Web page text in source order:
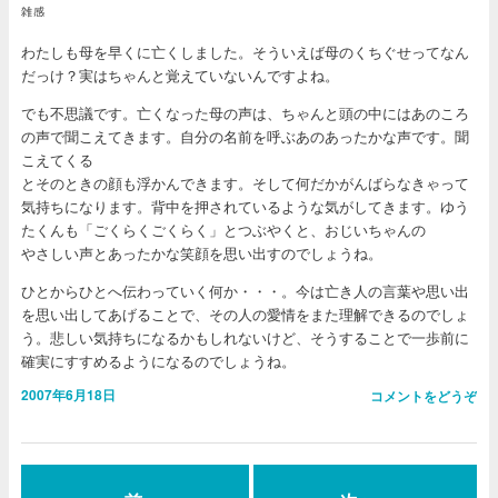
雑感
わたしも母を早くに亡くしました。そういえば母のくちぐせってなん
だっけ？実はちゃんと覚えていないんですよね。
でも不思議です。亡くなった母の声は、ちゃんと頭の中にはあのころ
の声で聞こえてきます。自分の名前を呼ぶあのあったかな声です。聞
こえてくる
とそのときの顔も浮かんできます。そして何だかがんばらなきゃって
気持ちになります。背中を押されているような気がしてきます。ゆう
たくんも「ごくらくごくらく」とつぶやくと、おじいちゃんの
やさしい声とあったかな笑顔を思い出すのでしょうね。
ひとからひとへ伝わっていく何か・・・。今は亡き人の言葉や思い出
を思い出してあげることで、その人の愛情をまた理解できるのでしょ
う。悲しい気持ちになるかもしれないけど、そうすることで一歩前に
確実にすすめるようになるのでしょうね。
2007年6月18日 コメントをどうぞ